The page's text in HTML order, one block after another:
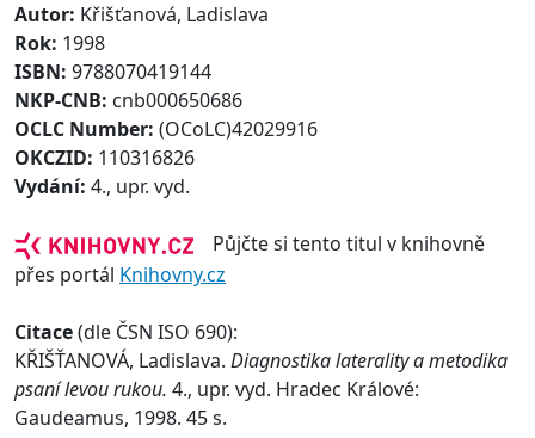
Autor: Křišťanová, Ladislava
Rok: 1998
ISBN: 9788070419144
NKP-CNB: cnb000650686
OCLC Number: (OCoLC)42029916
OKCZID: 110316826
Vydání: 4., upr. vyd.
Půjčte si tento titul v knihovně
přes portál Knihovny.cz
Citace(dle ČSN ISO 690):
KŘIŠŤANOVÁ, Ladislava. Diagnostika laterality a metodika
psaní levou rukou. 4., upr. vyd. Hradec Králové:
Gaudeamus, 1998. 45 s.